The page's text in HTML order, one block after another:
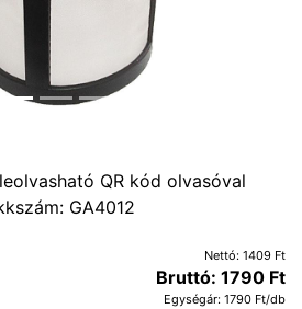
GA4012
Nettó: 1409 Ft
Bruttó: 1790 Ft
Egységár: 1790 Ft/db